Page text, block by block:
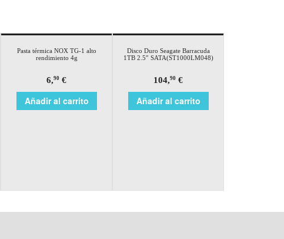
Pasta térmica NOX TG-1 alto
rendimiento 4g
6,90 €
Añadir al carrito
Disco Duro Seagate Barracuda
1TB 2.5″ SATA(ST1000LM048)
104,90 €
Añadir al carrito